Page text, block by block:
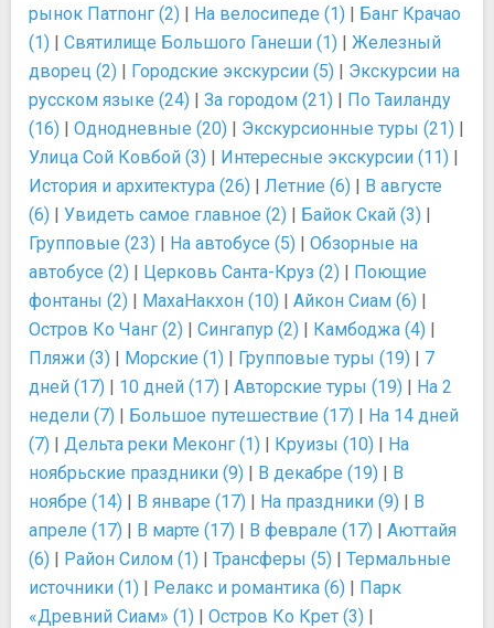
рынок Патпонг (2) | На велосипеде (1) | Банг Крачао
(1) | Святилище Большого Ганеши (1) | Железный
дворец (2) | Городские экскурсии (5) | Экскурсии на
русском языке (24) | За городом (21) | По Таиланду
(16) | Однодневные (20) | Экскурсионные туры (21) |
Улица Сой Ковбой (3) | Интересные экскурсии (11) |
История и архитектура (26) | Летние (6) | В августе
(6) | Увидеть самое главное (2) | Байок Скай (3) |
Групповые (23) | На автобусе (5) | Обзорные на
автобусе (2) | Церковь Санта-Круз (2) | Поющие
фонтаны (2) | МахаНакхон (10) | Айкон Сиам (6) |
Остров Ко Чанг (2) | Сингапур (2) | Камбоджа (4) |
Пляжи (3) | Морские (1) | Групповые туры (19) | 7
дней (17) | 10 дней (17) | Авторские туры (19) | На 2
недели (7) | Большое путешествие (17) | На 14 дней
(7) | Дельта реки Меконг (1) | Круизы (10) | На
ноябрьские праздники (9) | В декабре (19) | В
ноябре (14) | В январе (17) | На праздники (9) | В
апреле (17) | В марте (17) | В феврале (17) | Аюттайя
(6) | Район Силом (1) | Трансферы (5) | Термальные
источники (1) | Релакс и романтика (6) | Парк
«Древний Сиам» (1) | Остров Ко Крет (3) |